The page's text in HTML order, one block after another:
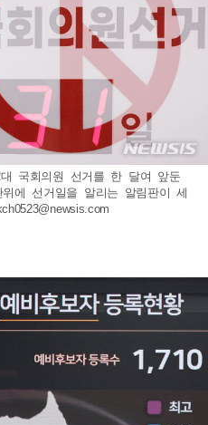
국회의원 선거를 한 달여 앞둔
에 선거일을 알리는 알림판이 세